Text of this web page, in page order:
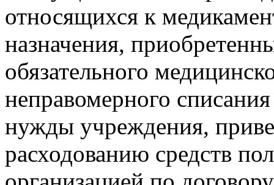
относящихся к
назначения,
обязательного
неправомерного
нужды учреждения,
расходованию средств